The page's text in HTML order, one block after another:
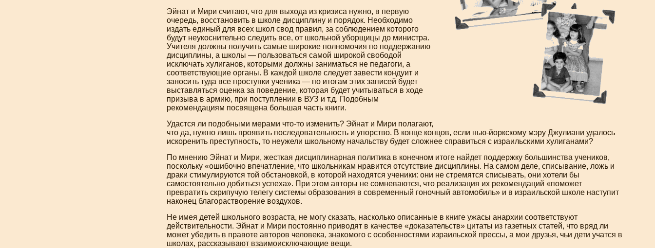
Эйнат и Мири считают, что для выхода из кризиса нужно, в первую
очередь, восстановить в школе дисциплину и порядок. Необходимо
издать единый для всех школ свод правил, за соблюдением которого
будут неукоснительно следить все, от школьной уборщицы до министра.
Учителя должны получить самые широкие полномочия по поддержанию
дисциплины, а школы — пользоваться самой широкой свободой
исключать хулиганов, которыми должны заниматься не педагоги, а
соответствующие органы. В каждой школе следует завести кондуит и
заносить туда все проступки ученика — по итогам этих записей будет
выставляться оценка за поведение, которая будет учитываться в ходе
призыва в армию, при поступлении в ВУЗ и т.д. Подобным
рекомендациям посвящена большая часть книги.
Удастся ли подобными мерами что-то изменить? Эйнат и Мири полагают,
что да, нужно лишь проявить последовательность и упорство. В конце концов, если нью-йоркскому мэру Джулиани удалось
искоренить преступность, то неужели школьному начальству будет сложнее справиться с израильскими хулиганами?
По мнению Эйнат и Мири, жесткая дисциплинарная политика в конечном итоге найдет поддержку большинства учеников,
поскольку «ошибочно впечатление, что школьникам нравится отсутствие дисциплины. На самом деле, списывание, ложь и
драки стимулируются той обстановкой, в которой находятся ученики: они не стремятся списывать, они хотели бы
самостоятельно добиться успеха». При этом авторы не сомневаются, что реализация их рекомендаций «поможет
превратить скрипучую телегу системы образования в современный гоночный автомобиль» и в израильской школе наступит
наконец благорастворение воздухов.
Не имея детей школьного возраста, не могу сказать, насколько описанные в книге ужасы анархии соответствуют
действительности. Эйнат и Мири постоянно приводят в качестве «доказательств» цитаты из газетных статей, что вряд ли
может убедить в правоте авторов человека, знакомого с особенностями израильской прессы, а мои друзья, чьи дети учатся в
школах, рассказывают взаимоисключающие вещи.